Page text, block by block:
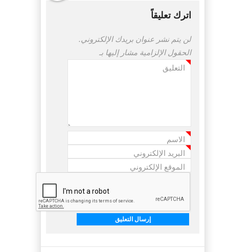
اترك تعليقاً
لن يتم نشر عنوان بريدك الإلكتروني.
الحقول الإلزامية مشار إليها بـ
التعليق
الاسم *
البريد الإلكتروني *
الموقع الإلكتروني